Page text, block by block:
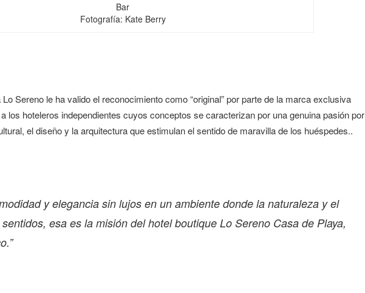
Bar
Fotografía: Kate Berry
Sereno le ha valido el reconocimiento como “original” por parte de la marca exclusiva
los hoteleros independientes cuyos conceptos se caracterizan por una genuina pasión por
el diseño y la arquitectura que estimulan el sentido de maravilla de los huéspedes..
y elegancia sin lujos en un ambiente donde la naturaleza y el
esa es la misión del hotel boutique Lo Sereno Casa de Playa,